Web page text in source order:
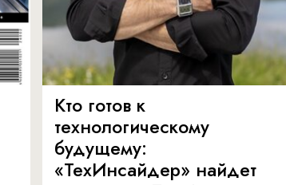
Кто готов к
технологическому
будущему:
«ТехИнсайдер» найдет